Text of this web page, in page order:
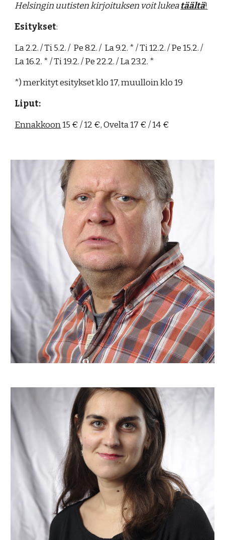
Helsingin uutisten kirjoituksen voit lukea täältä!
Esitykset:
La 2.2. / Ti 5.2. / Pe 8.2. / La 9.2. * / Ti 12.2. / Pe 15.2. /
La 16.2. * / Ti 19.2. / Pe 22.2. / La 23.2. *
*) merkityt esitykset klo 17, muulloin klo 19
Liput:
Ennakkoon15 € / 12 €, Ovelta 17 € / 14 €